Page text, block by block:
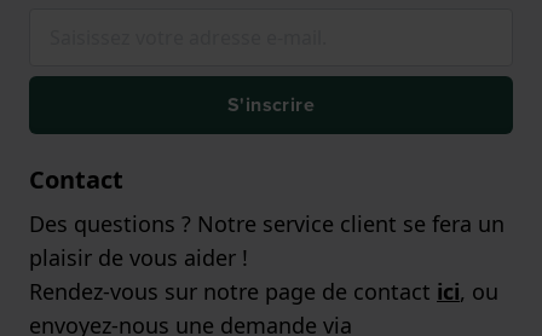
S'inscrire
Contact
Des questions ? Notre service client se fera un
plaisir de vous aider !
Rendez-vous sur notre page de contact ici, ou
envoyez-nous une demande via